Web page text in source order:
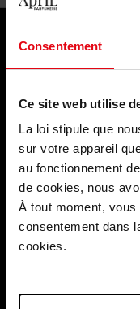
Consentement
Ce site web utilise
La loi stipule que
sur votre appareil
au fonctionnement
de cookies, nous
À tout moment,
consentement dans
cookies.
Over ons
Highlights
Betaal veilig